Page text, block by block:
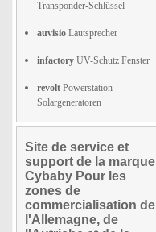
Transponder-Schlüssel
auvisio Lautsprecher
infactory UV-Schutz Fenster
revolt Powerstation
Solargeneratoren
Site de service et
support de la marque
Cybaby Pour les
zones de
commercialisation de
l'Allemagne, de